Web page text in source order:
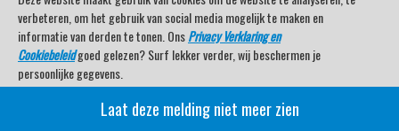
verbeteren, om het gebruik van social media mogelijk te maken en
informatie van derden te tonen. OnsPrivacy Verklaring en
Cookiebeleidgoed gelezen? Surf lekker verder, wij beschermen je
persoonlijke gegevens.
Veel kijkplezier met Watersport TV Beleving & Nieuws!
Laat deze melding niet meer zien